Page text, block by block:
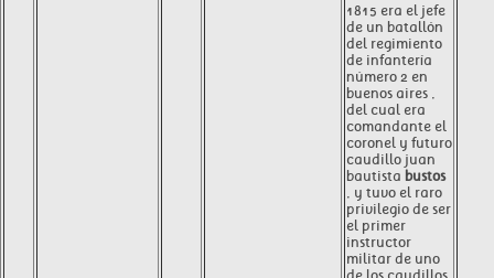
1815 era el jefe
de un batallón
del regimiento
de infantería
número 2 en
buenos aires ,
del cual era
comandante el
coronel y futuro
caudillo juan
bautista bustos
, y tuvo el raro
privilegio de ser
el primer
instructor
militar de uno